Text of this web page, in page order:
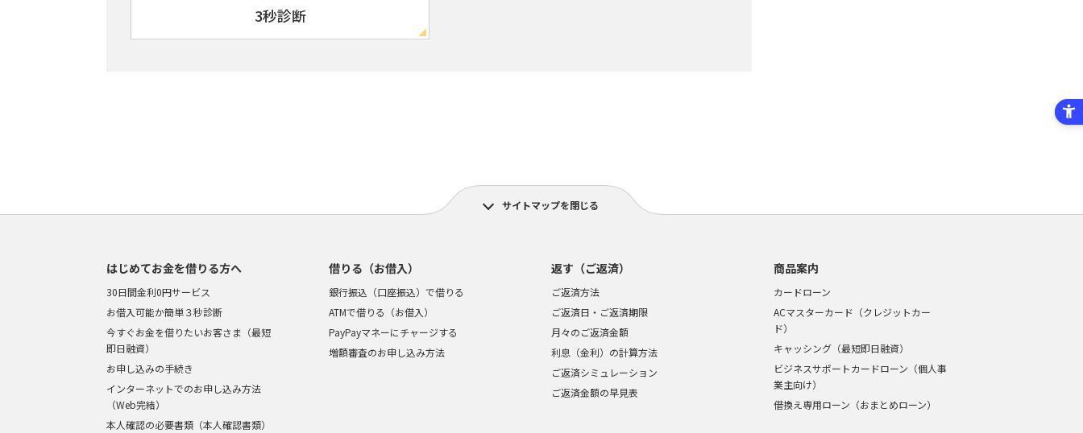
3秒診断
サイトマップを閉じる
はじめてお金を借りる方へ
30日間金利0円サービス
お借入可能か簡単３秒診断
今すぐお金を借りたいお客さま（最短
即日融資）
お申し込みの手続き
インターネットでのお申し込み方法
（Web完結）
本人確認の必要書類（本人確認書類）
借りる（お借入）
銀行振込（口座振込）で借りる
ATMで借りる（お借入）
PayPayマネーにチャージする
増額審査のお申し込み方法
返す（ご返済）
ご返済方法
ご返済日・ご返済期限
月々のご返済金額
利息（金利）の計算方法
ご返済シミュレーション
ご返済金額の早見表
商品案内
カードローン
ACマスターカード（クレジットカー
ド）
キャッシング（最短即日融資）
ビジネスサポートカードローン（個人事
業主向け）
借換え専用ローン（おまとめローン）